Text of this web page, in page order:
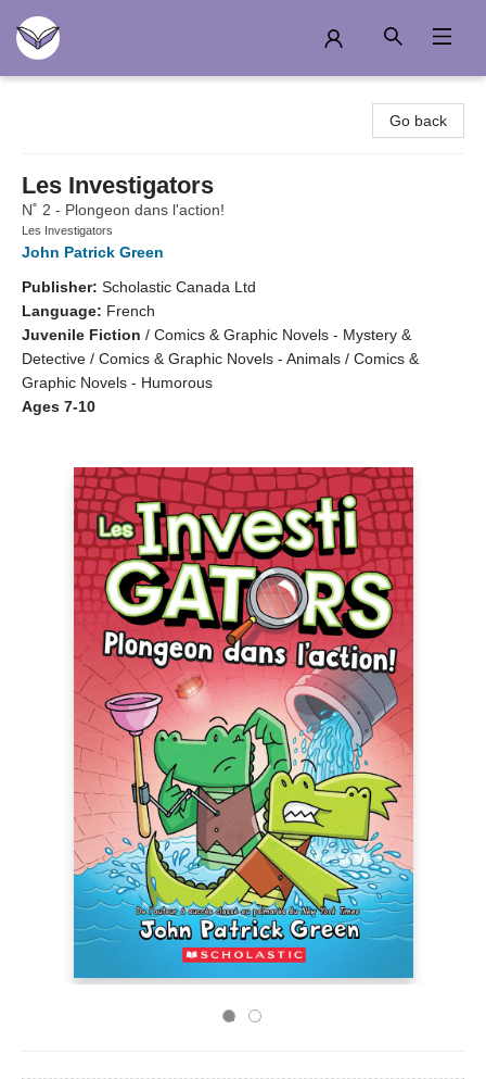
Go back
Les Investigators
N˚ 2 - Plongeon dans l'action!
Les Investigators
John Patrick Green
Publisher: Scholastic Canada Ltd
Language: French
Juvenile Fiction / Comics & Graphic Novels - Mystery &
Detective / Comics & Graphic Novels - Animals / Comics &
Graphic Novels - Humorous
Ages 7-10